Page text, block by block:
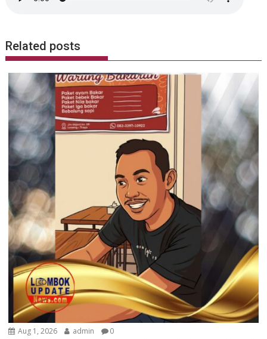
Related posts
Aug 1, 2026 admin 0